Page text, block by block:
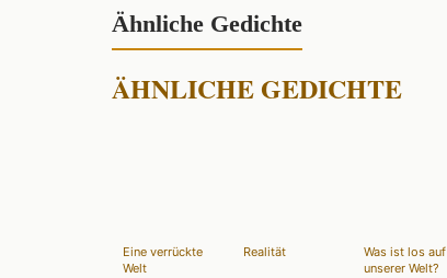
Ähnliche Gedichte
ÄHNLICHE GEDICHTE
Eine verrückte
Welt
Realität
Was ist los auf
unserer Welt?